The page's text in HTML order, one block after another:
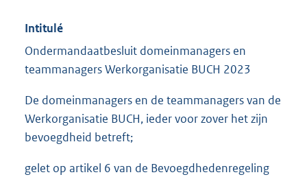
Intitulé
Ondermandaatbesluit domeinmanagers en
teammanagers Werkorganisatie BUCH 2023
De domeinmanagers en de teammanagers van de
Werkorganisatie BUCH, ieder voor zover het zijn
bevoegdheid betreft;
gelet op artikel 6 van de Bevoegdhedenregeling